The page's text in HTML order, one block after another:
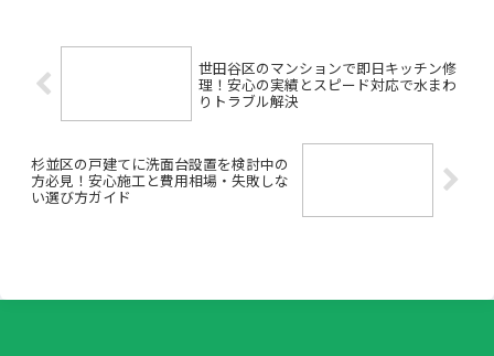
世田谷区のマンションで即日キッチン修
理！安心の実績とスピード対応で水まわ
りトラブル解決
杉並区の戸建てに洗面台設置を検討中の
方必見！安心施工と費用相場・失敗しな
い選び方ガイド